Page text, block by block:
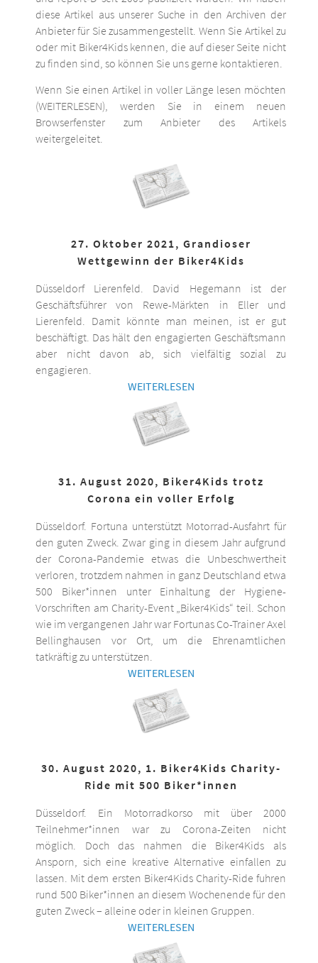
diese Artikel aus unserer Suche in den Archiven der
Anbieter für Sie zusammengestellt. Wenn Sie Artikel zu
oder mit Biker4Kids kennen, die auf dieser Seite nicht
zu finden sind, so können Sie uns gerne kontaktieren.
Wenn Sie einen Artikel in voller Länge lesen möchten
(WEITERLESEN), werden Sie in einem neuen
Browserfenster zum Anbieter des Artikels
weitergeleitet.
27. Oktober 2021, Grandioser
Wettgewinn der Biker4Kids
Düsseldorf Lierenfeld. David Hegemann ist der
Geschäftsführer von Rewe-Märkten in Eller und
Lierenfeld. Damit könnte man meinen, ist er gut
beschäftigt. Das hält den engagierten Geschäftsmann
aber nicht davon ab, sich vielfältig sozial zu
engagieren.
WEITERLESEN
31. August 2020, Biker4Kids trotz
Corona ein voller Erfolg
Düsseldorf. Fortuna unterstützt Motorrad-Ausfahrt für
den guten Zweck. Zwar ging in diesem Jahr aufgrund
der Corona-Pandemie etwas die Unbeschwertheit
verloren, trotzdem nahmen in ganz Deutschland etwa
500 Biker*innen unter Einhaltung der Hygiene-
Vorschriften am Charity-Event „Biker4Kids“ teil. Schon
wie im vergangenen Jahr war Fortunas Co-Trainer Axel
Bellinghausen vor Ort, um die Ehrenamtlichen
tatkräftig zu unterstützen.
WEITERLESEN
30. August 2020, 1. Biker4Kids Charity-
Ride mit 500 Biker*innen
Düsseldorf. Ein Motorradkorso mit über 2000
Teilnehmer*innen war zu Corona-Zeiten nicht
möglich. Doch das nahmen die Biker4Kids als
Ansporn, sich eine kreative Alternative einfallen zu
lassen. Mit dem ersten Biker4Kids Charity-Ride fuhren
rund 500 Biker*innen an diesem Wochenende für den
guten Zweck – alleine oder in kleinen Gruppen.
WEITERLESEN